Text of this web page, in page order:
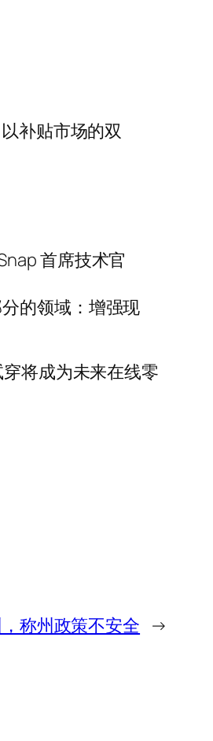
补贴市场的双
首席技术官
的领域：增强现
将成为未来在线零
称州政策不安全 →